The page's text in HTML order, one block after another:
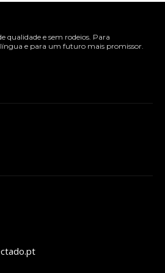
qualidade e sem rodeios. Para
e para um futuro mais promissor.